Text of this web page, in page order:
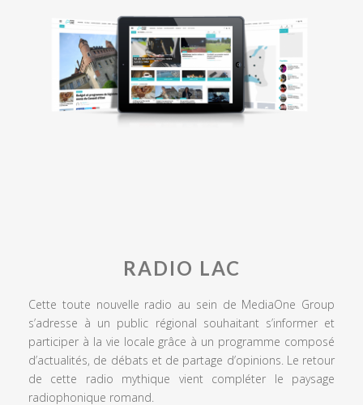
RADIO LAC
Cette toute nouvelle radio au sein de MediaOne Group
s’adresse à un public régional souhaitant s’informer et
participer à la vie locale grâce à un programme composé
d’actualités, de débats et de partage d’opinions. Le retour
de cette radio mythique vient compléter le paysage
radiophonique romand.